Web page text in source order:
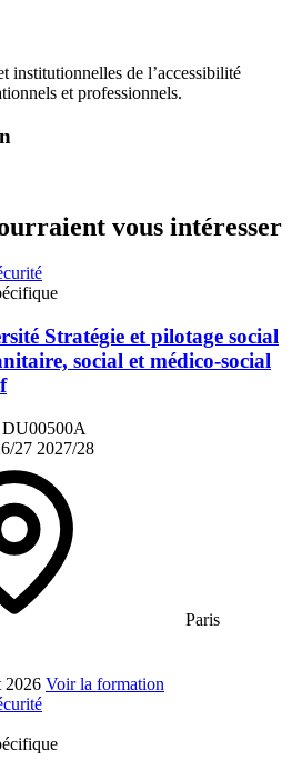
institutionnelles de l’accessibilité
et professionnels.
vous intéresser
Stratégie et pilotage social
social et médico-social
27 2027/28
Paris
2026 Voir la formation